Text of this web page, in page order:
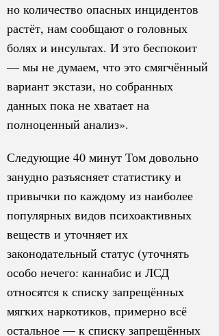
но количество опасных инцидентов
растёт, нам сообщают о головных
болях и инсультах. И это беспокоит
— мы не думаем, что это смягчённый
вариант экстази, но собранных
данных пока не хватает на
полноценный анализ».
Следующие 40 минут Том довольно
занудно разъясняет статистику и
привычки по каждому из наиболее
популярных видов психоактивных
веществ и уточняет их
законодательный статус (уточнять
особо нечего: каннабис и ЛСД
относятся к списку запрещённых
мягких наркотиков, примерно всё
остальное — к списку запрещённых